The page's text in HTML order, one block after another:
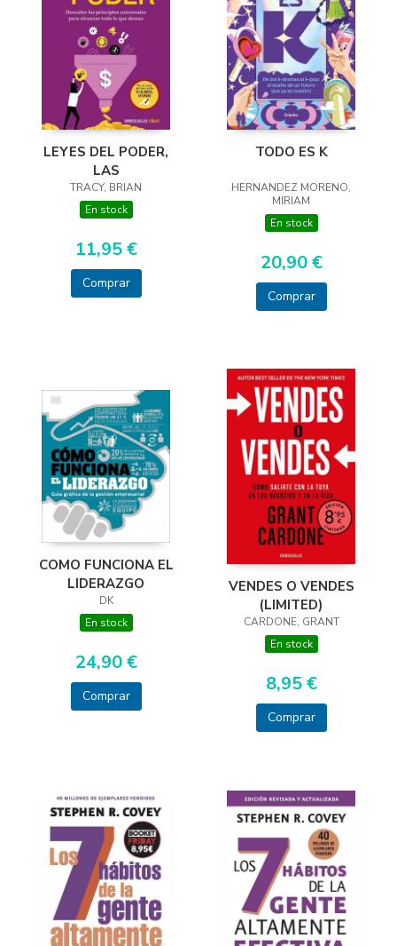
LEYES DEL PODER,
LAS
TRACY, BRIAN
En stock
11,95 €
Comprar
TODO ES K
HERNANDEZ MORENO,
MIRIAM
En stock
20,90 €
Comprar
COMO FUNCIONA EL
LIDERAZGO
DK
En stock
24,90 €
Comprar
VENDES O VENDES
(LIMITED)
CARDONE, GRANT
En stock
8,95 €
Comprar